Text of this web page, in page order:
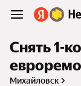
Снять 1-
Михайловск